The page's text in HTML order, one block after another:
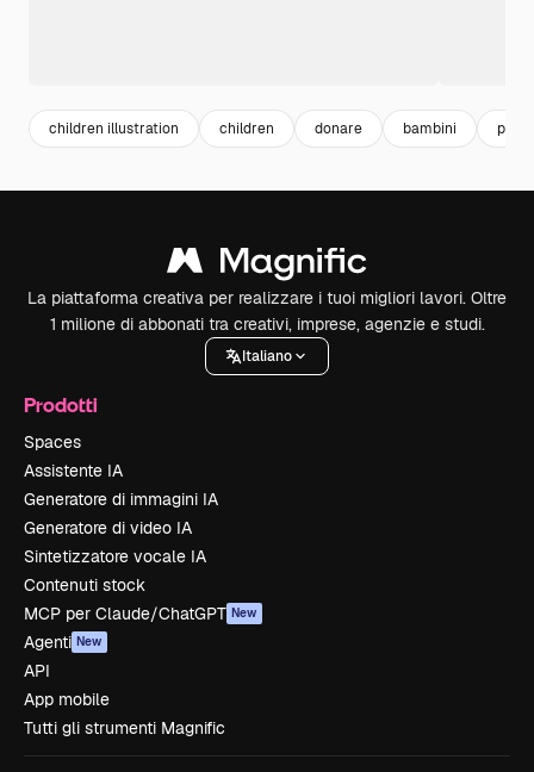
children illustration children donare bambini
La piattaforma creativa per realizzare i tuoi migliori lavori. Oltre
1 milione di abbonati tra creativi, imprese, agenzie e studi.
Italiano
Prodotti
Spaces
Assistente IA
Generatore di immagini IA
Generatore di video IA
Sintetizzatore vocale IA
Contenuti stock
MCP per Claude/ChatGPT New
Agenti New
API
App mobile
Tutti gli strumenti Magnific